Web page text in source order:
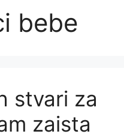
bebe
stvari za
zaista